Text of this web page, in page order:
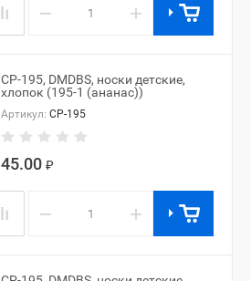
− +
CP-195, DMDBS, носки детские,
хлопок (195-1 (ананас))
Артикул: CP-195
45.00 ₽
− +